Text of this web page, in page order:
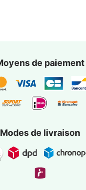
de paiement
Modes de livraison